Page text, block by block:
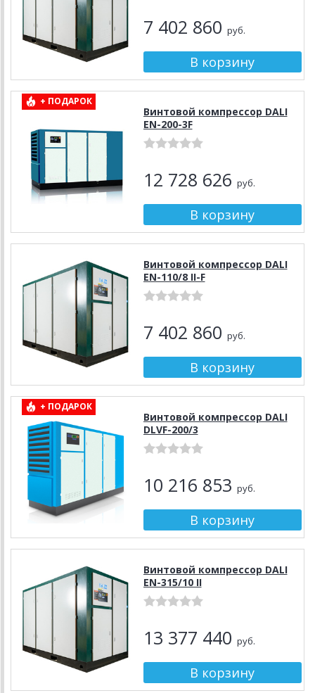
7 402 860 руб.
+ ПОДАРОК
Винтовой компрессор DALI
EN-200-3F
12 728 626 руб.
Винтовой компрессор DALI
EN-110/8 II-F
7 402 860 руб.
+ ПОДАРОК
Винтовой компрессор DALI
DLVF-200/3
10 216 853 руб.
Винтовой компрессор DALI
EN-315/10 II
13 377 440 руб.